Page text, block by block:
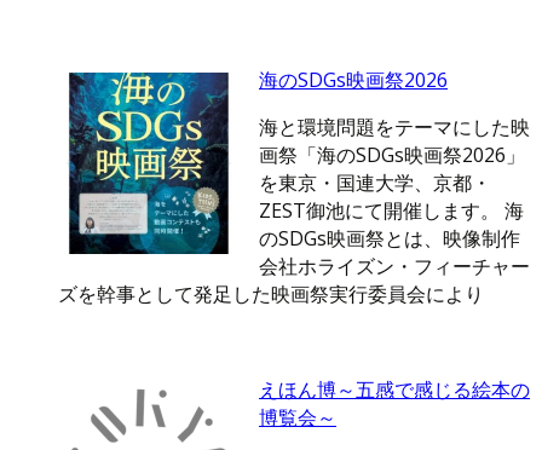
海のSDGs映画祭2026
海と環境問題をテーマにした映
画祭「海のSDGs映画祭2026」
を東京・国連大学、京都・
ZEST御池にて開催します。 海
のSDGs映画祭とは、映像制作
会社ホライズン・フィーチャー
ズを幹事として発足した映画祭実行委員会により
えほん博～五感で感じる絵本の
博覧会～